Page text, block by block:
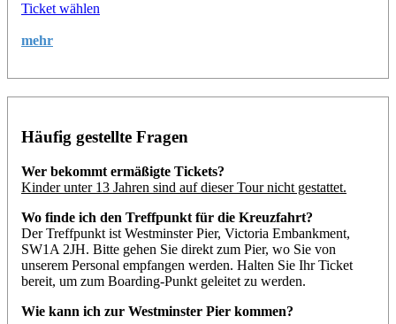
Ticket wählen
mehr
Häufig gestellte Fragen
Wer bekommt ermäßigte Tickets?
Kinder unter 13 Jahren sind auf dieser Tour nicht gestattet.
Wo finde ich den Treffpunkt für die Kreuzfahrt?
Der Treffpunkt ist Westminster Pier, Victoria Embankment,
SW1A 2JH. Bitte gehen Sie direkt zum Pier, wo Sie von
unserem Personal empfangen werden. Halten Sie Ihr Ticket
bereit, um zum Boarding-Punkt geleitet zu werden.
Wie kann ich zur Westminster Pier kommen?